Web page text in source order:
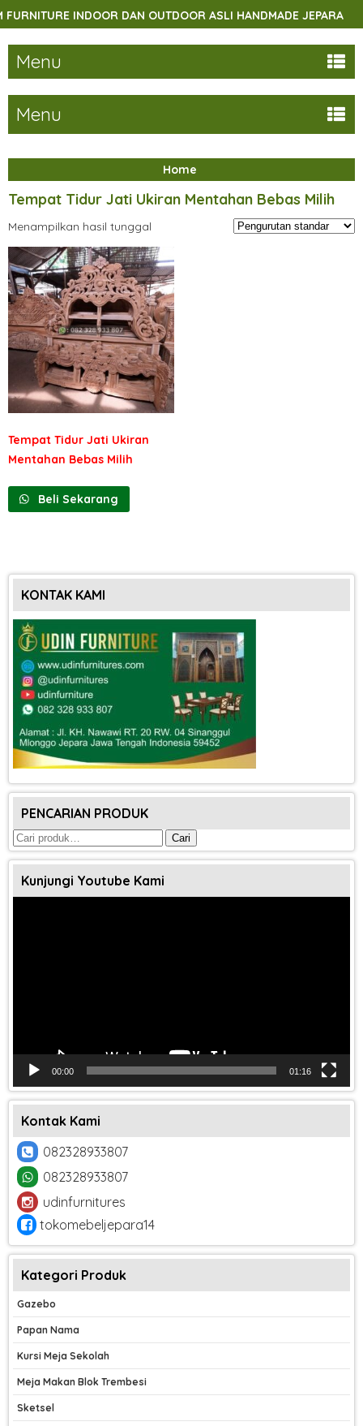
INDOOR DAN OUTDOOR ASLI HANDMADE JEPARA
Menu
Menu
Home
Tempat Tidur Jati Ukiran Mentahan Bebas Milih
Menampilkan hasil tunggal
Tempat Tidur Jati Ukiran
Mentahan Bebas Milih
Beli Sekarang
KONTAK KAMI
PENCARIAN PRODUK
Pencarian
untuk:
Cari
Kunjungi Youtube Kami
00:00 01:16
Kontak Kami
082328933807
082328933807
udinfurnitures
tokomebeljepara14
Kategori Produk
Gazebo
Papan Nama
Kursi Meja Sekolah
Meja Makan Blok Trembesi
Sketsel